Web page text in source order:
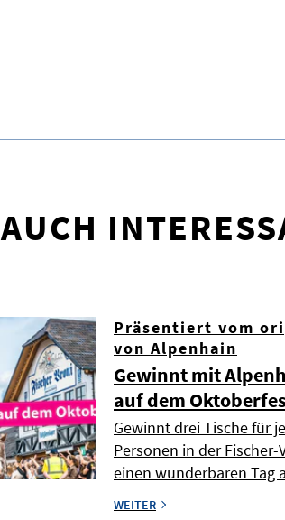
AUCH
Präsentiert vom
von Alpenhain
Gewinnt mit
auf dem
Gewinnt drei Tische für
Personen in der
einen wunderbaren Tag
WEITER